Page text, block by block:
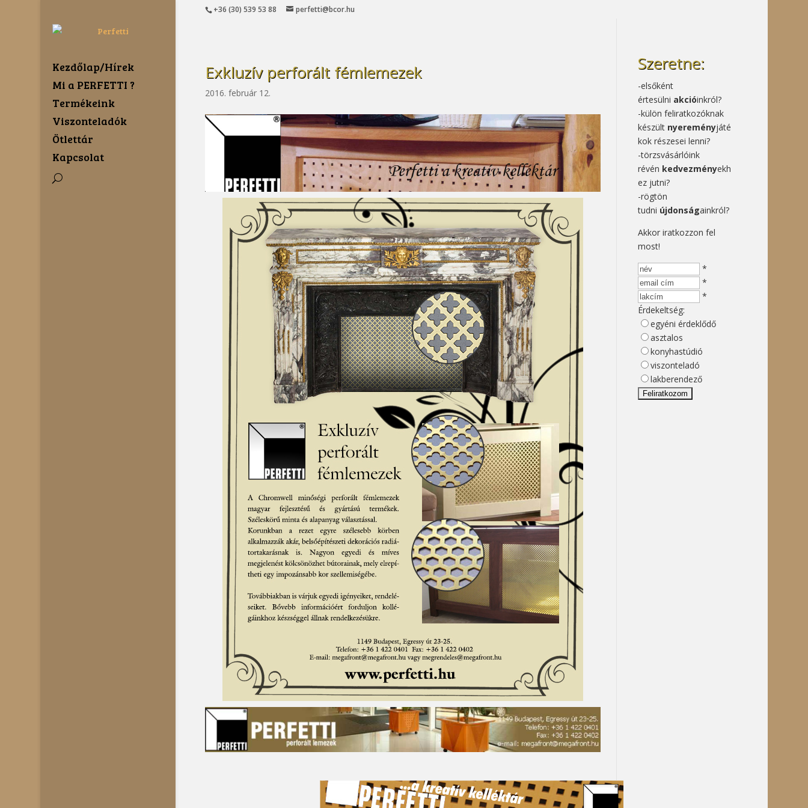
+36 (30) 539 53 88 perfetti@bcor.hu
Kezdőlap/Hírek
Mi a PERFETTI ?
Termékeink
Viszonteladók
Ötlettár
Kapcsolat
Exkluzív perforált fémlemezek
2016. február 12.
Szeretne:
-elsőként
értesülni akcióinkról?
-külön feliratkozóknak
készült nyereményjáté
kok részesei lenni?
-törzsvásárlóink
révén kedvezményekh
ez jutni?
-rögtön
tudni újdonságainkról?
Akkor iratkozzon fel
most!
*
*
*
Érdekeltség:
egyéni érdeklődő
asztalos
konyhastúdió
viszonteladó
lakberendező